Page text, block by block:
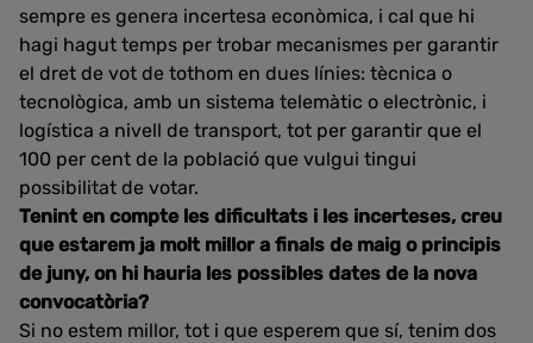
sempre es genera incertesa econòmica, i cal que hi
hagi hagut temps per trobar mecanismes per garantir
el dret de vot de tothom en dues línies: tècnica o
tecnològica, amb un sistema telemàtic o electrònic, i
logística a nivell de transport, tot per garantir que el
100 per cent de la població que vulgui tingui
possibilitat de votar.
Tenint en compte les dificultats i les incerteses, creu
que estarem ja molt millor a finals de maig o principis
de juny, on hi hauria les possibles dates de la nova
convocatòria?
Si no estem millor, tot i que esperem que sí, tenim dos